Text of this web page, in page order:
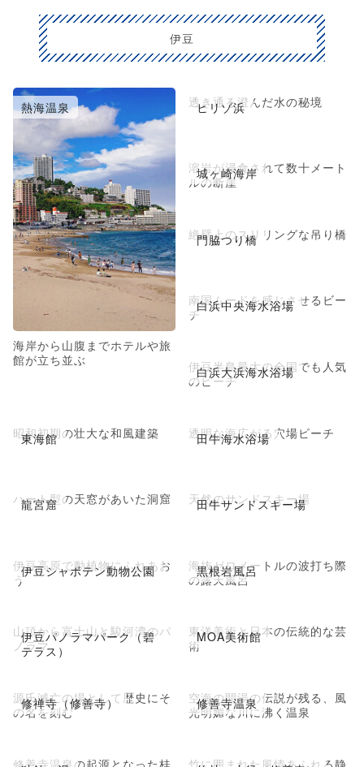
伊豆
熱海温泉
海岸から山腹までホテルや旅
館が立ち並ぶ
ヒリゾ浜
透き通る澄んだ水の秘境
城ヶ崎海岸
溶岩が浸食されて数十メート
ルの断崖
門脇つり橋
絶壁上のスリリングな吊り橋
白浜中央海水浴場
南国ムードを感じさせるビー
チ
白浜大浜海水浴場
伊豆半島最大の全国でも人気
のビーチ
東海館
昭和初期の壮大な和風建築 田牛海水浴場
透明な海広がる穴場ビーチ
龍宮窟
ハート型の天窓があいた洞窟 田牛サンドスキー場
天然のサンドスキー場
伊豆シャボテン動物公園
伊豆高原で動植物にふれあお
う
黒根岩風呂
海抜ゼロメートルの波打ち際
の露天風呂
伊豆パノラマパーク（碧
テラス）
山頂から富士山と駿河湾のパ
ノラマ
MOA美術館
東洋美術と日本の伝統的な芸
術
修禅寺（修善寺）
源氏滅亡の場として歴史にそ
の名を刻む
修善寺温泉
空海の開湯の伝説が残る、風
光明媚な川に沸く温泉
修善寺温泉の起源となった桂 竹に囲まれた風情あふれる静